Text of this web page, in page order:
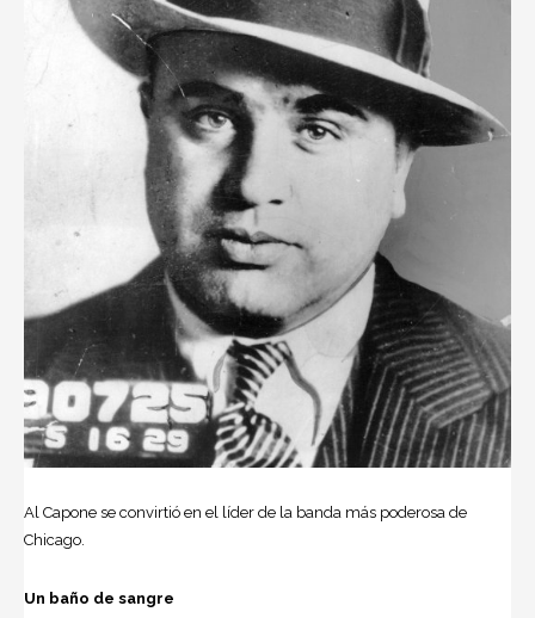
Al Capone se convirtió en el líder de la banda más poderosa de
Chicago.
Un baño de sangre